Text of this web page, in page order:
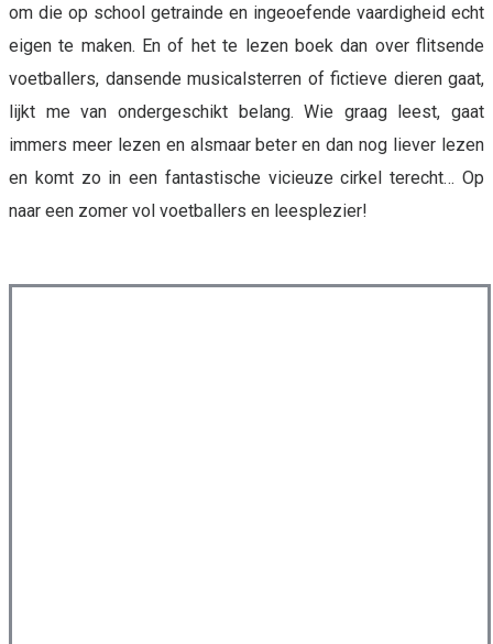
om die op school getrainde en ingeoefende vaardigheid echt
eigen te maken. En of het te lezen boek dan over flitsende
voetballers, dansende musicalsterren of fictieve dieren gaat,
lijkt me van ondergeschikt belang. Wie graag leest, gaat
immers meer lezen en alsmaar beter en dan nog liever lezen
en komt zo in een fantastische vicieuze cirkel terecht… Op
naar een zomer vol voetballers en leesplezier!